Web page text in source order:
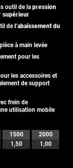
outil de la pression
supérieur
de l’abaissement du
à main levée
pour les
les accessoires et
de support
frein de
utilisation mobile
1500
2000
1,50 1,00